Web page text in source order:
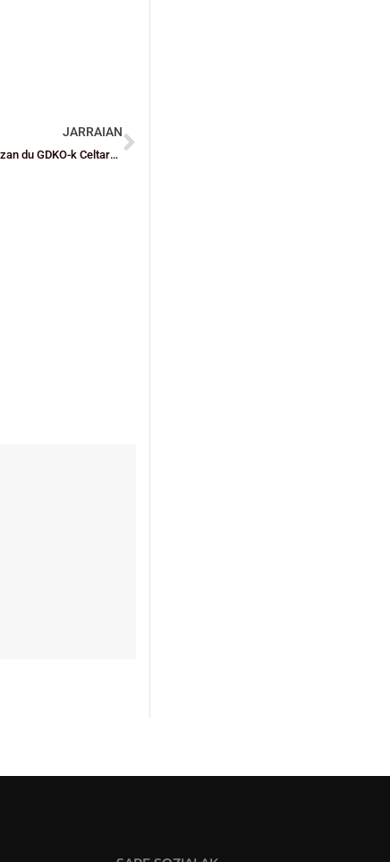
JARRAIAN
EMAKUMEZKOEN LIGARAKO IGOERA FASEA: Debut kaxkarra izan du GDKO-k Celtaren aurka (56-72)